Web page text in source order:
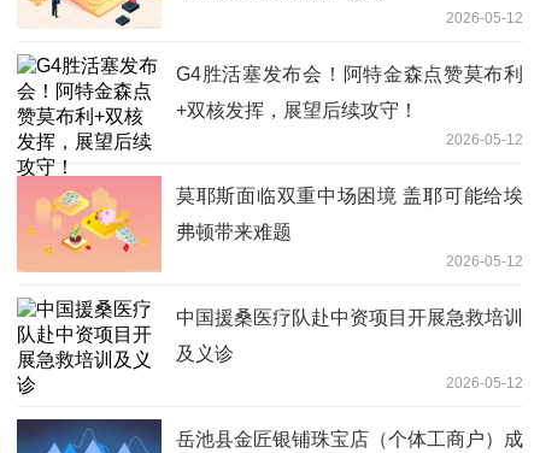
2026-05-12
G4胜活塞发布会！阿特金森点赞莫布利
+双核发挥，展望后续攻守！
2026-05-12
莫耶斯面临双重中场困境 盖耶可能给埃
弗顿带来难题
2026-05-12
中国援桑医疗队赴中资项目开展急救培训
及义诊
2026-05-12
岳池县金匠银铺珠宝店（个体工商户）成